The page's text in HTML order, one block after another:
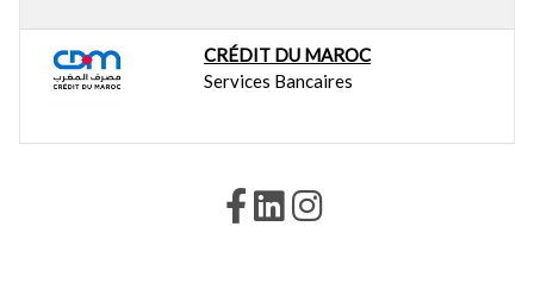
CRÉDIT DU MAROC
Services Bancaires